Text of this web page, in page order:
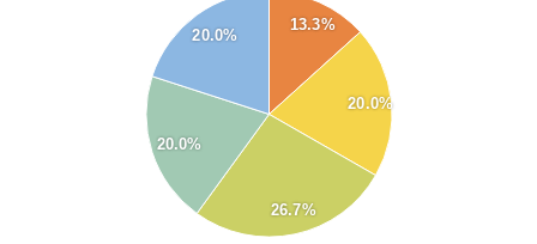
13.3%
20.0%
26.7%
20.0%
20.0%